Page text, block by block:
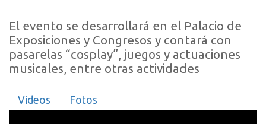
El evento se desarrollará en el Palacio de
Exposiciones y Congresos y contará con
pasarelas “cosplay”, juegos y actuaciones
musicales, entre otras actividades
Videos Fotos